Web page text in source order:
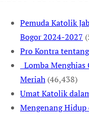
Pemuda Katolik
Bogor 2024-2027
Pro Kontra
Lomba Menghias
Meriah (46,438)
Umat Katolik
Mengenang